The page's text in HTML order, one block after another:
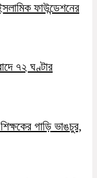
ফাউন্ডেশনের
৭২ ঘণ্টার
গাড়ি ভাঙচুর,